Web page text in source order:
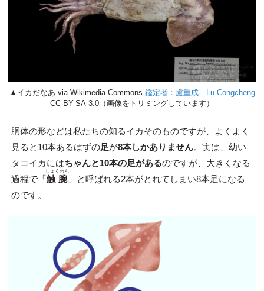
▲イカだなあ via Wikimedia Commons 鑑定者：盧重成 Lu Congcheng
CC BY-SA 3.0（画像をトリミングしています）
胴体の形などは私たちの知るイカそのものですが、よくよく
見ると10本あるはずの足が8本しかありません。実は、幼い
タコイカにはちゃんと10本の足があるのですが、大きくなる
過程で「触腕
しょくわん
」と呼ばれる2本がとれてしまい8本足になる
のです。